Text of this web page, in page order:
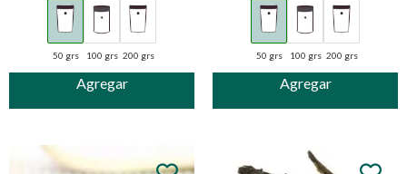
Agregar
50 grs 100 grs 200 grs
Agregar
50 grs 100 grs 200 grs